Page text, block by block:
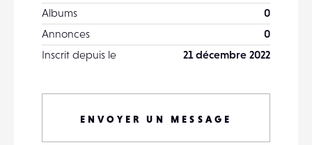
Albums
0
Annonces
0
Inscrit depuis le
21 décembre 2022
ENVOYER UN MESSAGE